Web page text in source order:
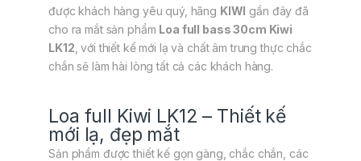
được khách hàng yêu quý, hãng KIWI gần đây đã
cho ra mắt sản phẩm Loa full bass 30cm Kiwi
LK12 , với thiết kế mới lạ và chất âm trung thực chắc
chắn sẽ làm hài lòng tất cả các khách hàng.
Loa full Kiwi LK12 – Thiết kế
mới lạ, đẹp mắt
Sản phẩm được thiết kế gọn gàng, chắc chắn, các